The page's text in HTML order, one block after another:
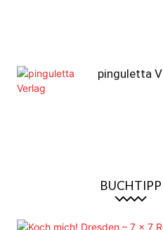
pinguletta
BUCHTIPP